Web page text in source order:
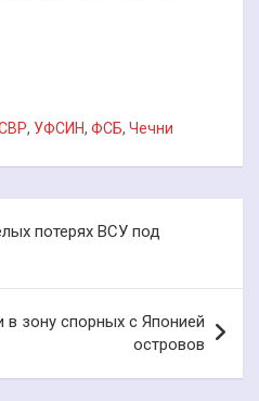
, УФСИН, ФСБ, Чечни
потерях ВСУ под
зону спорных с Японией
островов